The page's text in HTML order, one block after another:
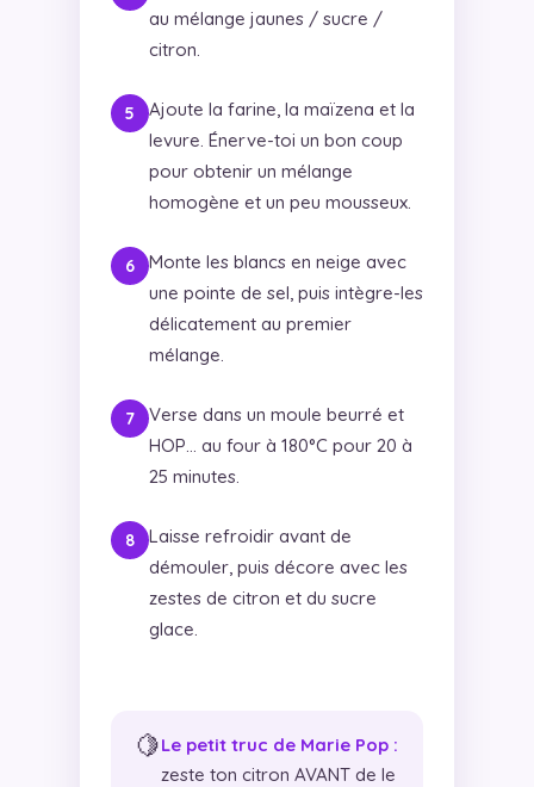
au mélange jaunes / sucre /
citron.
Ajoute la farine, la maïzena et la
levure. Énerve-toi un bon coup
pour obtenir un mélange
homogène et un peu mousseux.
Monte les blancs en neige avec
une pointe de sel, puis intègre-les
délicatement au premier
mélange.
Verse dans un moule beurré et
HOP… au four à 180°C pour 20 à
25 minutes.
Laisse refroidir avant de
démouler, puis décore avec les
zestes de citron et du sucre
glace.
🍋Le petit truc de Marie Pop :
zeste ton citron AVANT de le